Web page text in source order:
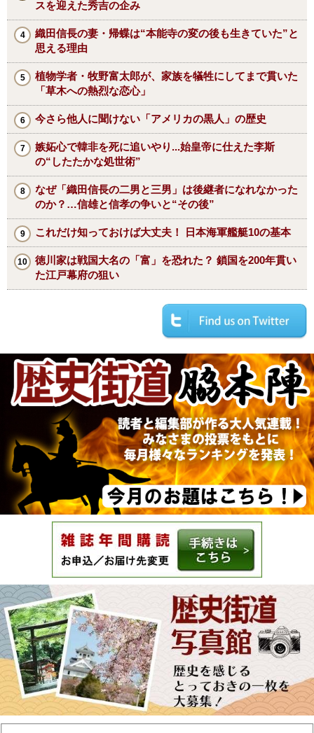
スを迎えた秀吉の企み
織田信長の妻・帰蝶は“本能寺の変の後も生きていた”と
思える理由
植物学者・牧野富太郎が、家族を犠牲にしてまで貫いた
「草木への熱烈な恋心」
今さら他人に聞けない「アメリカの黒人」の歴史
嫉妬心で韓非を死に追いやり...始皇帝に仕えた李斯
の“したたかな処世術”
なぜ「織田信長の二男と三男」は後継者になれなかった
のか？…信雄と信孝の争いと“その後”
これだけ知っておけば大丈夫！ 日本海軍艦艇10の基本
徳川家は戦国大名の「富」を恐れた？ 鎖国を200年貫い
た江戸幕府の狙い